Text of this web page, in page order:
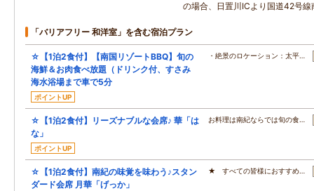
の場合、日置川ICより国道42号線
「バリアフリー 和洋室」を含む宿泊プラン
☆【1泊2食付】【南国リゾートBBQ】旬の
海鮮＆お肉食べ放題（ドリンク付、すさみ
海水浴場まで車で5分
ポイントUP
・絶景のロケーション：太平…
☆【1泊2食付】リーズナブルな会席♪ 華「は
な」
ポイントUP
お料理は南紀ならでは旬の食…
☆【1泊2食付】南紀の味覚を味わう♪スタン
ダード会席 月華「げっか」
★ すべての皆様におすすめ…